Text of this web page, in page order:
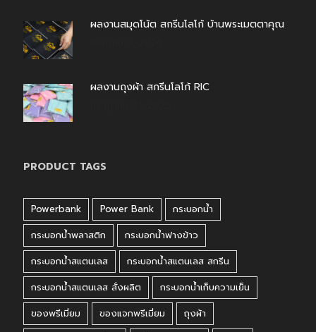
ผลงานสมุดโน้ต สกรีนโลโก้ บ้านพระเมตตาคุณ
ผลงานถุงผ้า สกรีนโลโก้ RIC
PRODUCT TAGS
Powerbank Power Bank
กระบอกน้ำ
กระบอกน้ำพลาสติก
กระบอกน้ำฟางข้าว
กระบอกน้ำสแตนเลส
กระบอกน้ำสแตนเลส สกรีน
กระบอกน้ำสแตนเลส สั่งผลิต
กระบอกน้ำเก็บความเย็น
ของพรีเมี่ยม
ของแจกพรีเมี่ยม
ถุงผ้า